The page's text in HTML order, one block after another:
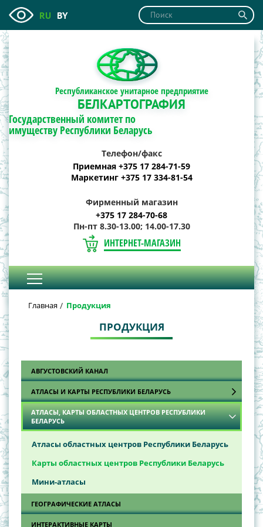
RU BY
Республиканское унитарное предприятие
БЕЛКАРТОГРАФИЯ
Государственный комитет по
имуществу Республики Беларусь
Телефон/факс
Приемная +375 17 284-71-59
Маркетинг +375 17 334-81-54
Фирменный магазин
+375 17 284-70-68
Пн-пт 8.30-13.00; 14.00-17.30
ИНТЕРНЕТ-МАГАЗИН
Главная Продукция
ПРОДУКЦИЯ
АВГУСТОВСКИЙ КАНАЛ
АТЛАСЫ И КАРТЫ РЕСПУБЛИКИ БЕЛАРУСЬ
Автодорожные атласы
Автодорожные карты
Обзорно-топографические карты
Общегеографические атласы
Политико-административные карты
АТЛАСЫ, КАРТЫ ОБЛАСТНЫХ ЦЕНТРОВ РЕСПУБЛИКИ
БЕЛАРУСЬ
Атласы областных центров Республики Беларусь
Карты областных центров Республики Беларусь
Мини-атласы
ГЕОГРАФИЧЕСКИЕ АТЛАСЫ
ИНТЕРАКТИВНЫЕ КАРТЫ